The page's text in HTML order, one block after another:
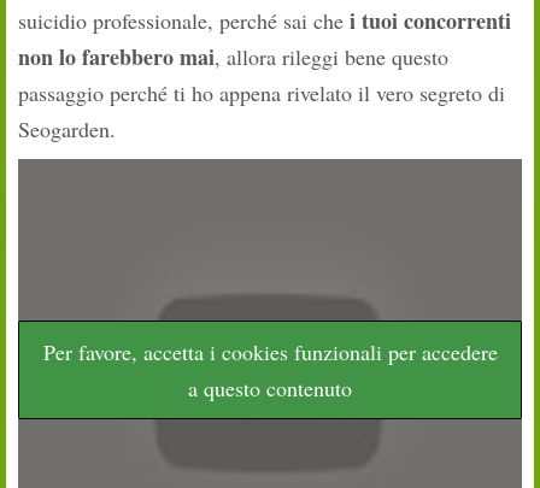
suicidio professionale, perché sai che i tuoi concorrenti
non lo farebbero mai, allora rileggi bene questo
passaggio perché ti ho appena rivelato il vero segreto di
Seogarden.
Per favore, accetta i cookies funzionali per accedere
a questo contenuto